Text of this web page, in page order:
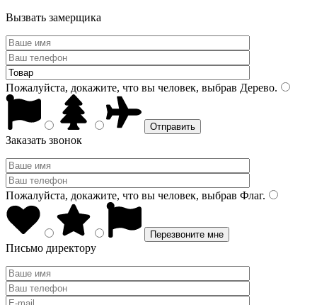
Вызвать замерщика
Пожалуйста, докажите, что вы человек, выбрав Дерево.
Заказать звонок
Пожалуйста, докажите, что вы человек, выбрав Флаг.
Письмо директору